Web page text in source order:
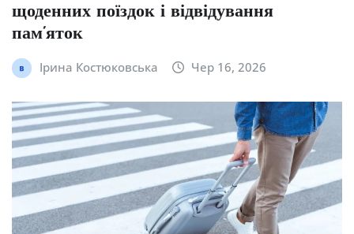
щоденних поїздок і відвідування
пам’яток
Ірина Костюковська Чер 16, 2026